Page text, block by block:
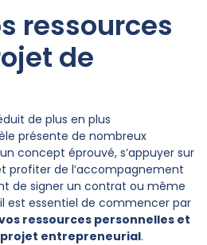
ressources
de
de plus en plus
présente de nombreux
concept éprouvé, s’appuyer sur
profiter de l’accompagnement
de signer un contrat ou même
est essentiel de commencer par
ressources personnelles et
entrepreneurial.